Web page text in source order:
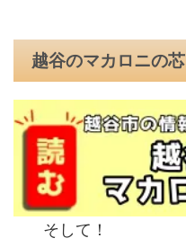
越谷のマカロニの芯
そして！